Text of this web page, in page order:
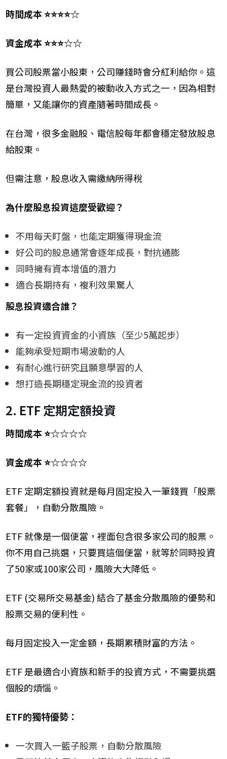
時間成本 ⭐⭐⭐⭐☆
資金成本 ⭐⭐⭐☆☆
買公司股票當小股東，公司賺錢時會分紅利給你。這
是台灣投資人最熱愛的被動收入方式之一，因為相對
簡單，又能讓你的資產隨著時間成長。
在台灣，很多金融股、電信股每年都會穩定發放股息
給股東。
但需注意，股息收入需繳納所得稅
為什麼股息投資這麼受歡迎？
不用每天盯盤，也能定期獲得現金流
好公司的股息通常會逐年成長，對抗通膨
同時擁有資本增值的潛力
適合長期持有，複利效果驚人
股息投資適合誰？
有一定投資資金的小資族（至少5萬起步）
能夠承受短期市場波動的人
有耐心進行研究且願意學習的人
想打造長期穩定現金流的投資者
2. ETF 定期定額投資
時間成本 ⭐☆☆☆☆
資金成本 ⭐☆☆☆☆
ETF 定期定額投資就是每月固定投入一筆錢買「股票
套餐」，自動分散風險。
ETF 就像是一個便當，裡面包含很多家公司的股票。
你不用自己挑選，只要買這個便當，就等於同時投資
了50家或100家公司，風險大大降低。
ETF (交易所交易基金) 結合了基金分散風險的優勢和
股票交易的便利性。
每月固定投入一定金額，長期累積財富的方法。
ETF 是最適合小資族和新手的投資方式，不需要挑選
個股的煩惱。
ETF的獨特優勢：
一次買入一籃子股票，自動分散風險